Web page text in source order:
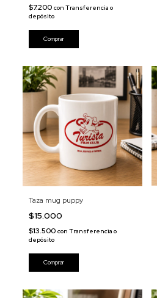
$7.200 con Transferencia o
depósito
Taza mug puppy
$15.000
$13.500 con Transferencia o
depósito